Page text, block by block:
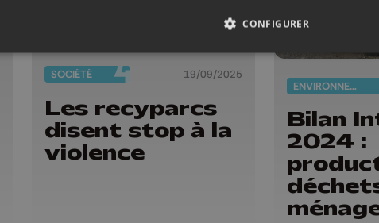
SOCIÉTÉ 19/09/2025
Les recyparcs
disent stop à la
violence
ENVIRONNEMENT
Bilan
2024 :
CONFIGURER